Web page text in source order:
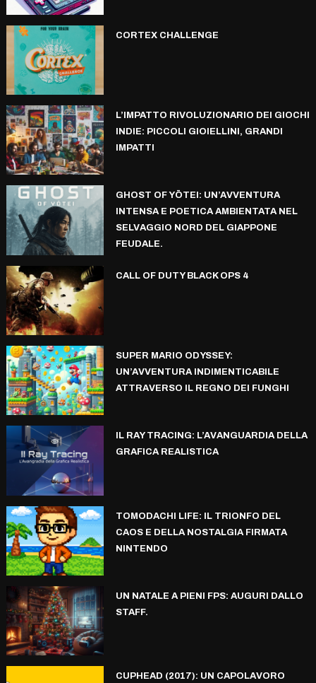
CORTEX CHALLENGE
L’IMPATTO RIVOLUZIONARIO DEI GIOCHI
INDIE: PICCOLI GIOIELLINI, GRANDI
IMPATTI
GHOST OF YŌTEI: UN’AVVENTURA
INTENSA E POETICA AMBIENTATA NEL
SELVAGGIO NORD DEL GIAPPONE
FEUDALE.
CALL OF DUTY BLACK OPS 4
SUPER MARIO ODYSSEY:
UN’AVVENTURA INDIMENTICABILE
ATTRAVERSO IL REGNO DEI FUNGHI
IL RAY TRACING: L’AVANGUARDIA DELLA
GRAFICA REALISTICA
TOMODACHI LIFE: IL TRIONFO DEL
CAOS E DELLA NOSTALGIA FIRMATA
NINTENDO
UN NATALE A PIENI FPS: AUGURI DALLO
STAFF.
CUPHEAD (2017): UN CAPOLAVORO